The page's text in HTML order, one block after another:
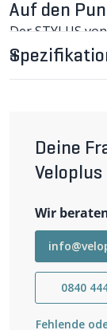
Auf den
Der STYLUS
Einstieg ins
STYLUS
Das einlagige
Aussensohle
Maximum an
kompatibel mit
Gute Belüftung
3-fach
Nylon- und
Kompatibel mit
Gewicht ca.
Deine
Veloplus
Wir
0840
Fehlende